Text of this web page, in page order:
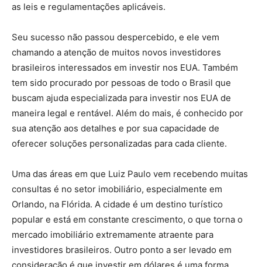
as leis e regulamentações aplicáveis.
Seu sucesso não passou despercebido, e ele vem
chamando a atenção de muitos novos investidores
brasileiros interessados em investir nos EUA. Também
tem sido procurado por pessoas de todo o Brasil que
buscam ajuda especializada para investir nos EUA de
maneira legal e rentável. Além do mais, é conhecido por
sua atenção aos detalhes e por sua capacidade de
oferecer soluções personalizadas para cada cliente.
Uma das áreas em que Luiz Paulo vem recebendo muitas
consultas é no setor imobiliário, especialmente em
Orlando, na Flórida. A cidade é um destino turístico
popular e está em constante crescimento, o que torna o
mercado imobiliário extremamente atraente para
investidores brasileiros. Outro ponto a ser levado em